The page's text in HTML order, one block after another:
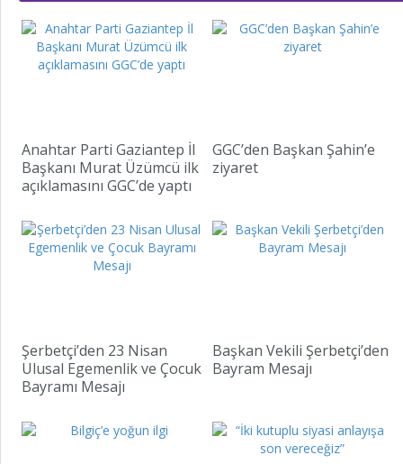
Anahtar Parti Gaziantep İl
Başkanı Murat Üzümcü ilk
açıklamasını GGC’de yaptı
GGC’den Başkan Şahin’e
ziyaret
Şerbetçi’den 23 Nisan
Ulusal Egemenlik ve Çocuk
Bayramı Mesajı
Başkan Vekili Şerbetçi’den
Bayram Mesajı